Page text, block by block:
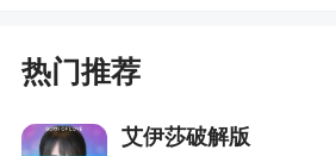
网上对战，包你玩过瘾感兴趣的
更新日志
热门推荐
艾伊莎破解版